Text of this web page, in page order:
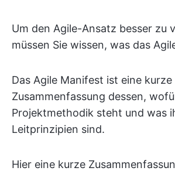
Um den Agile-Ansatz besser zu
müssen Sie wissen, was das
Das Agile Manifest ist eine kurze
Zusammenfassung dessen,
Projektmethodik steht und was
Leitprinzipien sind.
Hier eine kurze